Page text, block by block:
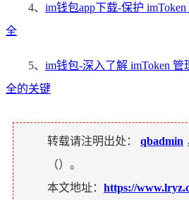
4、 im钱包app下载-保护
全
5、 im钱包-深入了解 imToken
全的关键
转载请注明出处： qbadmin
（）。
本文地址： https://